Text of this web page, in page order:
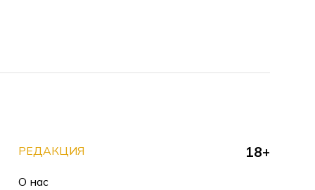
РЕДАКЦИЯ
О нас
18+